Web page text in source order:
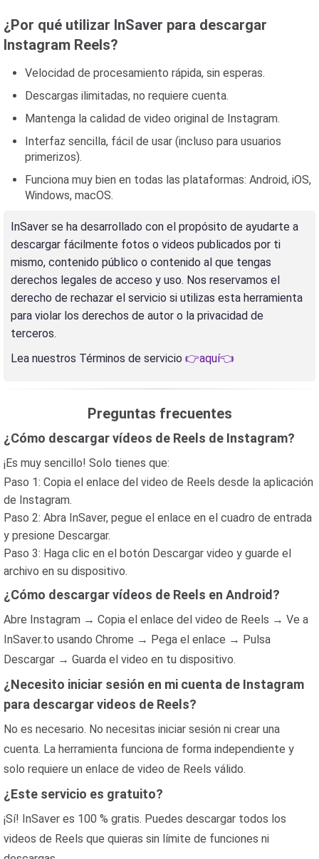
¿Por qué utilizar InSaver para descargar
Instagram Reels?
Velocidad de procesamiento rápida, sin esperas.
Descargas ilimitadas, no requiere cuenta.
Mantenga la calidad de video original de Instagram.
Interfaz sencilla, fácil de usar (incluso para usuarios
primerizos).
Funciona muy bien en todas las plataformas: Android, iOS,
Windows, macOS.
InSaver se ha desarrollado con el propósito de ayudarte a
descargar fácilmente fotos o videos publicados por ti
mismo, contenido público o contenido al que tengas
derechos legales de acceso y uso. Nos reservamos el
derecho de rechazar el servicio si utilizas esta herramienta
para violar los derechos de autor o la privacidad de
terceros.
Lea nuestros Términos de servicio 👉aquí👈
Preguntas frecuentes
¿Cómo descargar vídeos de Reels de Instagram?
¡Es muy sencillo! Solo tienes que:
Paso 1: Copia el enlace del video de Reels desde la aplicación
de Instagram.
Paso 2: Abra InSaver, pegue el enlace en el cuadro de entrada
y presione Descargar.
Paso 3: Haga clic en el botón Descargar video y guarde el
archivo en su dispositivo.
¿Cómo descargar vídeos de Reels en Android?
Abre Instagram → Copia el enlace del video de Reels → Ve a
InSaver.to usando Chrome → Pega el enlace → Pulsa
Descargar → Guarda el video en tu dispositivo.
¿Necesito iniciar sesión en mi cuenta de Instagram
para descargar videos de Reels?
No es necesario. No necesitas iniciar sesión ni crear una
cuenta. La herramienta funciona de forma independiente y
solo requiere un enlace de video de Reels válido.
¿Este servicio es gratuito?
¡Sí! InSaver es 100 % gratis. Puedes descargar todos los
videos de Reels que quieras sin límite de funciones ni